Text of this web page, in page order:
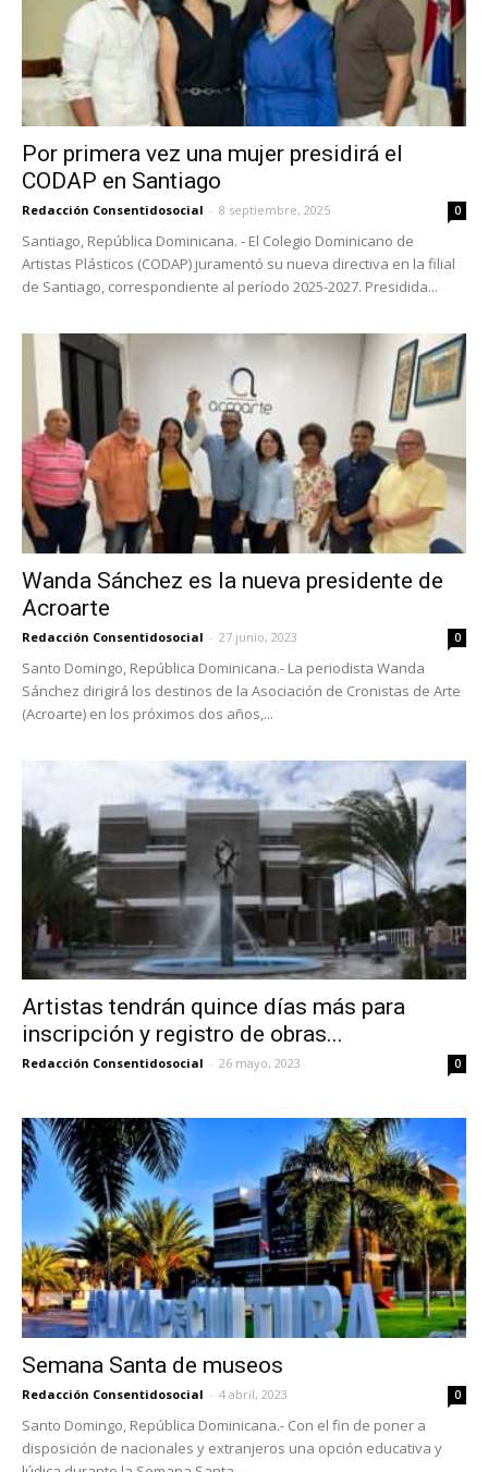
Por primera vez una mujer presidirá el
CODAP en Santiago
Redacción Consentidosocial - 8 septiembre, 2025 0
Santiago, República Dominicana. - El Colegio Dominicano de
Artistas Plásticos (CODAP) juramentó su nueva directiva en la filial
de Santiago, correspondiente al período 2025-2027. Presidida...
Wanda Sánchez es la nueva presidente de
Acroarte
Redacción Consentidosocial - 27 junio, 2023 0
Santo Domingo, República Dominicana.- La periodista Wanda
Sánchez dirigirá los destinos de la Asociación de Cronistas de Arte
(Acroarte) en los próximos dos años,...
Artistas tendrán quince días más para
inscripción y registro de obras...
Redacción Consentidosocial - 26 mayo, 2023 0
Semana Santa de museos
Redacción Consentidosocial - 4 abril, 2023 0
Santo Domingo, República Dominicana.- Con el fin de poner a
disposición de nacionales y extranjeros una opción educativa y